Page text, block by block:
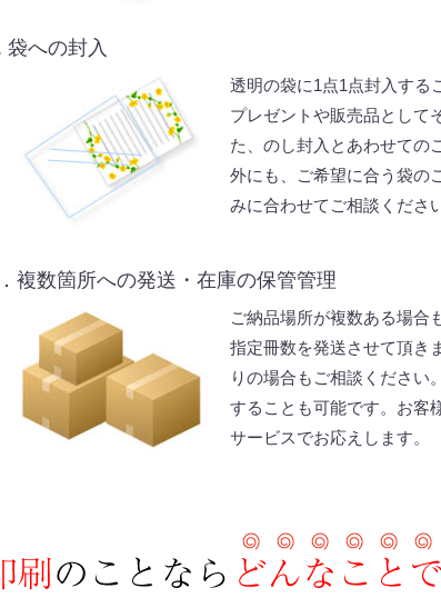
袋への封入
透明の袋に1点1点封入する
プレゼントや販売品として
た、のし封入とあわせての
外にも、ご希望に合う袋の
みに合わせてご相談ください
複数箇所への発送・在庫の保管管理
ご納品場所が複数ある場合
指定冊数を発送させて頂き
りの場合もご相談ください
することも可能です。お客
サービスでお応えします。